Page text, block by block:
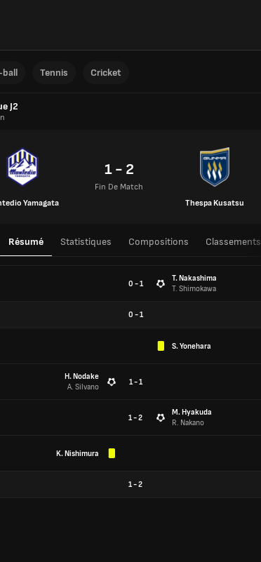
ball Tennis Cricket
J2
Yamagata
1 - 2
Fin De Match
Thespa Kusatsu
Résumé Statistiques Compositions Classements
0 - 1
T. Nakashima
T. Shimokawa
0 -1
S. Yonehara
H. Nodake
A. Silvano
1 - 1
1 - 2
M. Hyakuda
R. Nakano
K. Nishimura
1-2